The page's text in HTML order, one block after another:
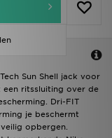
Sun Shell jack voor
een ritssluiting over de
Dri-FIT
je beschermt
opbergen.